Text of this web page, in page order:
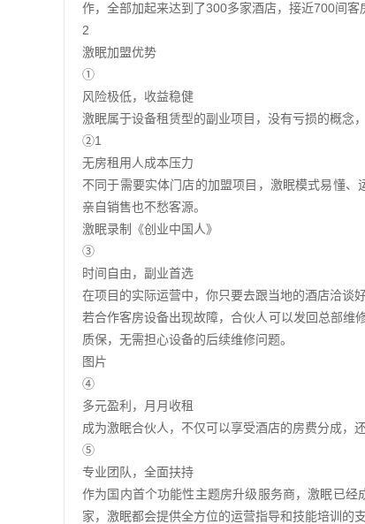
作，全部加起来达到了300多家酒店，接近700间客
2
激眠加盟优势
①
风险极低，收益稳健
激眠属于设备租赁型的副业项目，没有亏损的概念
②1
无房租用人成本压力
不同于需要实体门店的加盟项目，激眠模式易懂
亲自销售也不愁客源。
激眠录制《创业中国人》
③
时间自由，副业首选
在项目的实际运营中，你只要去跟当地的酒店洽谈
若合作客房设备出现故障，合伙人可以发回总部维
质保，无需担心设备的后续维修问题。
图片
④
多元盈利，月月收租
成为激眠合伙人，不仅可以享受酒店的房费分成，
⑤
专业团队，全面扶持
作为国内首个功能性主题房升级服务商，激眠已
家，激眠都会提供全方位的运营指导和技能培训的